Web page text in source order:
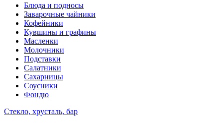
Блюда и подносы
Заварочные чайники
Кофейники
Кувшины и графины
Масленки
Молочники
Подставки
Салатники
Сахарницы
Соусники
Фондю
Стекло, хрусталь, бар